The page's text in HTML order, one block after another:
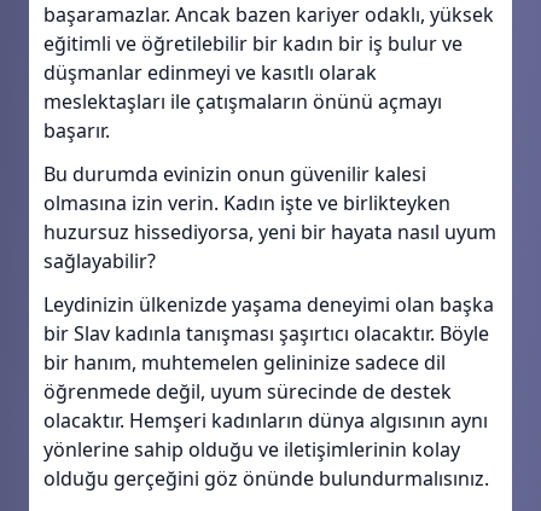
başaramazlar. Ancak bazen kariyer odaklı, yüksek
eğitimli ve öğretilebilir bir kadın bir iş bulur ve
düşmanlar edinmeyi ve kasıtlı olarak
meslektaşları ile çatışmaların önünü açmayı
başarır.
Bu durumda evinizin onun güvenilir kalesi
olmasına izin verin. Kadın işte ve birlikteyken
huzursuz hissediyorsa, yeni bir hayata nasıl uyum
sağlayabilir?
Leydinizin ülkenizde yaşama deneyimi olan başka
bir Slav kadınla tanışması şaşırtıcı olacaktır. Böyle
bir hanım, muhtemelen gelininize sadece dil
öğrenmede değil, uyum sürecinde de destek
olacaktır. Hemşeri kadınların dünya algısının aynı
yönlerine sahip olduğu ve iletişimlerinin kolay
olduğu gerçeğini göz önünde bulundurmalısınız.